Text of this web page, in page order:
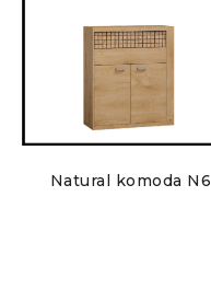
Natural komoda N6